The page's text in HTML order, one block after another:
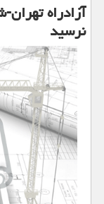
آزادراه
نرسید